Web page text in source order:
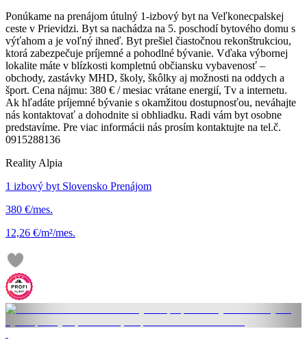
Ponúkame na prenájom útulný 1-izbový byt na Veľkonecpalskej
ceste v Prievidzi. Byt sa nachádza na 5. poschodí bytového domu s
výťahom a je voľný ihneď. Byt prešiel čiastočnou rekonštrukciou,
ktorá zabezpečuje príjemné a pohodlné bývanie. Vďaka výbornej
lokalite máte v blízkosti kompletnú občiansku vybavenosť –
obchody, zastávky MHD, školy, škôlky aj možnosti na oddych a
šport. Cena nájmu: 380 € / mesiac vrátane energií, Tv a internetu.
Ak hľadáte príjemné bývanie s okamžitou dostupnosťou, neváhajte
nás kontaktovať a dohodnite si obhliadku. Radi vám byt osobne
predstavíme. Pre viac informácii nás prosím kontaktujte na tel.č.
0915288136
Reality Alpia
1 izbový byt Slovensko Prenájom
380 €/mes.
12,26 €/m²/mes.